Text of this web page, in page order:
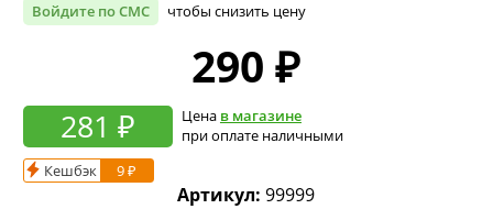
Войдите по СМС чтобы снизить цену
290₽
281 ₽ Цена в магазине
при оплате наличными
Кешбэк
9 ₽
Артикул: 99999